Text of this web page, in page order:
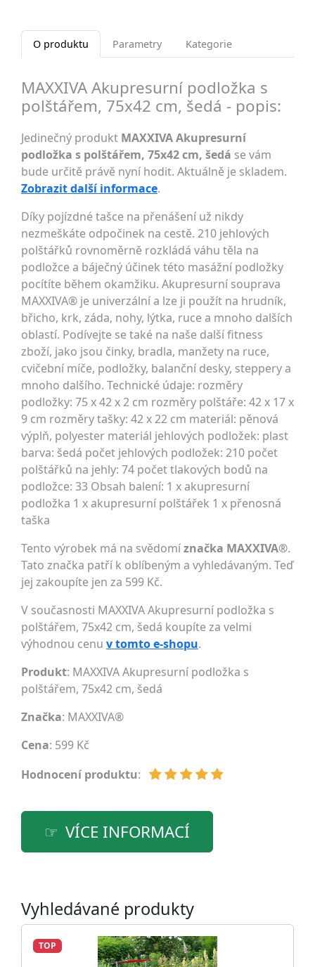
O produktu Parametry Kategorie
MAXXIVA Akupresurní podložka s
polštářem, 75x42 cm, šedá - popis:
Jedinečný produkt MAXXIVA Akupresurní
podložka s polštářem, 75x42 cm, šedá se vám
bude určitě právě nyní hodit. Aktuálně je skladem.
Zobrazit další informace.
Díky pojízdné tašce na přenášení už nikdy
nezmeškáte odpočinek na cestě. 210 jehlových
polštářků rovnoměrně rozkládá váhu těla na
podložce a báječný účinek této masážní podložky
pocítíte během okamžiku. Akupresurní souprava
MAXXIVA® je univerzální a lze ji použít na hrudník,
břicho, krk, záda, nohy, lýtka, ruce a mnoho dalších
oblastí. Podívejte se také na naše další fitness
zboží, jako jsou činky, bradla, manžety na ruce,
cvičební míče, podložky, balanční desky, steppery a
mnoho dalšího. Technické údaje: rozměry
podložky: 75 x 42 x 2 cm rozměry polštáře: 42 x 17 x
9 cm rozměry tašky: 42 x 22 cm materiál: pěnová
výplň, polyester materiál jehlových podložek: plast
barva: šedá počet jehlových podložek: 210 počet
polštářků na jehly: 74 počet tlakových bodů na
podložce: 33 Obsah balení: 1 x akupresurní
podložka 1 x akupresurní polštářek 1 x přenosná
taška
Tento výrobek má na svědomíznačka MAXXIVA®.
Tato značka patří k oblíbeným a vyhledávaným. Teď
jej zakoupíte jen za 599 Kč.
V současnosti MAXXIVA Akupresurní podložka s
polštářem, 75x42 cm, šedá koupíte za velmi
výhodnou cenu v tomto e-shopu.
Produkt: MAXXIVA Akupresurní podložka s
polštářem, 75x42 cm, šedá
Značka: MAXXIVA®
Cena: 599 Kč
Hodnocení produktu:
VÍCE INFORMACÍ
Vyhledávané produkty
TOP